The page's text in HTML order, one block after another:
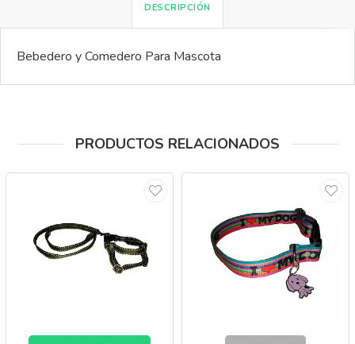
DESCRIPCIÓN
Bebedero y Comedero Para Mascota
PRODUCTOS RELACIONADOS